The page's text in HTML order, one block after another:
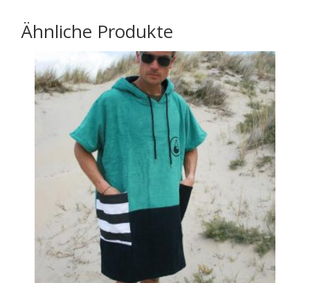
Ähnliche Produkte